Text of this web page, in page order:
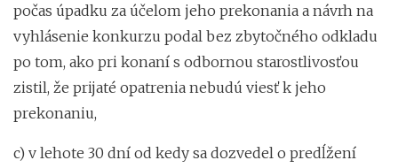
počas úpadku za účelom jeho prekonania a návrh na
vyhlásenie konkurzu podal bez zbytočného odkladu
po tom, ako pri konaní s odbornou starostlivosťou
zistil, že prijaté opatrenia nebudú viesť k jeho
prekonaniu,
c) v lehote 30 dní od kedy sa dozvedel o predĺžení